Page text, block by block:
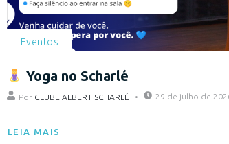
Eventos
Yoga no Scharlé
Por CLUBE ALBERT SCHARLÉ 29 de julho de
LEIA MAIS